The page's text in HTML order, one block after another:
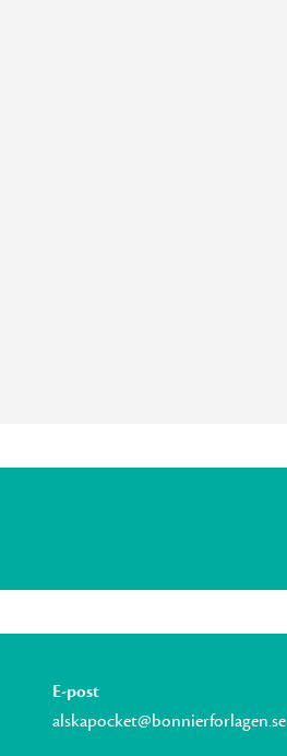
E-post
alskapocket@bonnierforlagen.se